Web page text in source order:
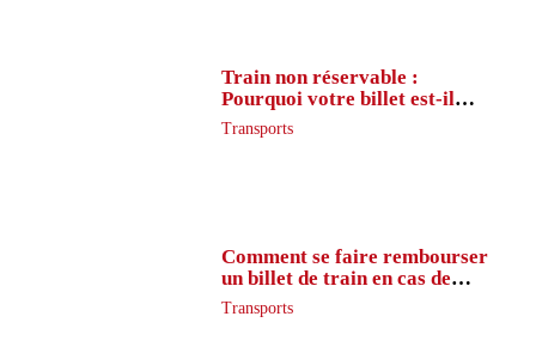
Train non réservable :
Pourquoi votre billet est-il
inaccessible ?
Transports
Comment se faire rembourser
un billet de train en cas de
retard ?
Transports